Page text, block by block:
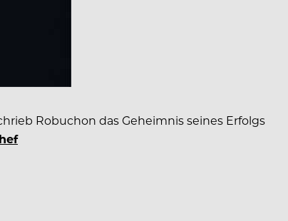
Robuchon das Geheimnis seines Erfolgs